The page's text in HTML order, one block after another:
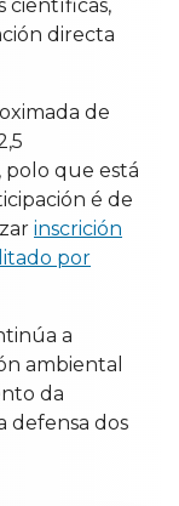
científicas,
directa
de
polo que está
é de
inscrición
por
a
ambiental
da
defensa dos